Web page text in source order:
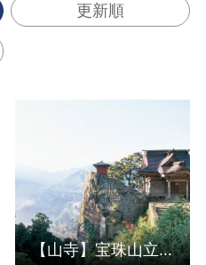
更新順
【山寺】宝珠山立石寺